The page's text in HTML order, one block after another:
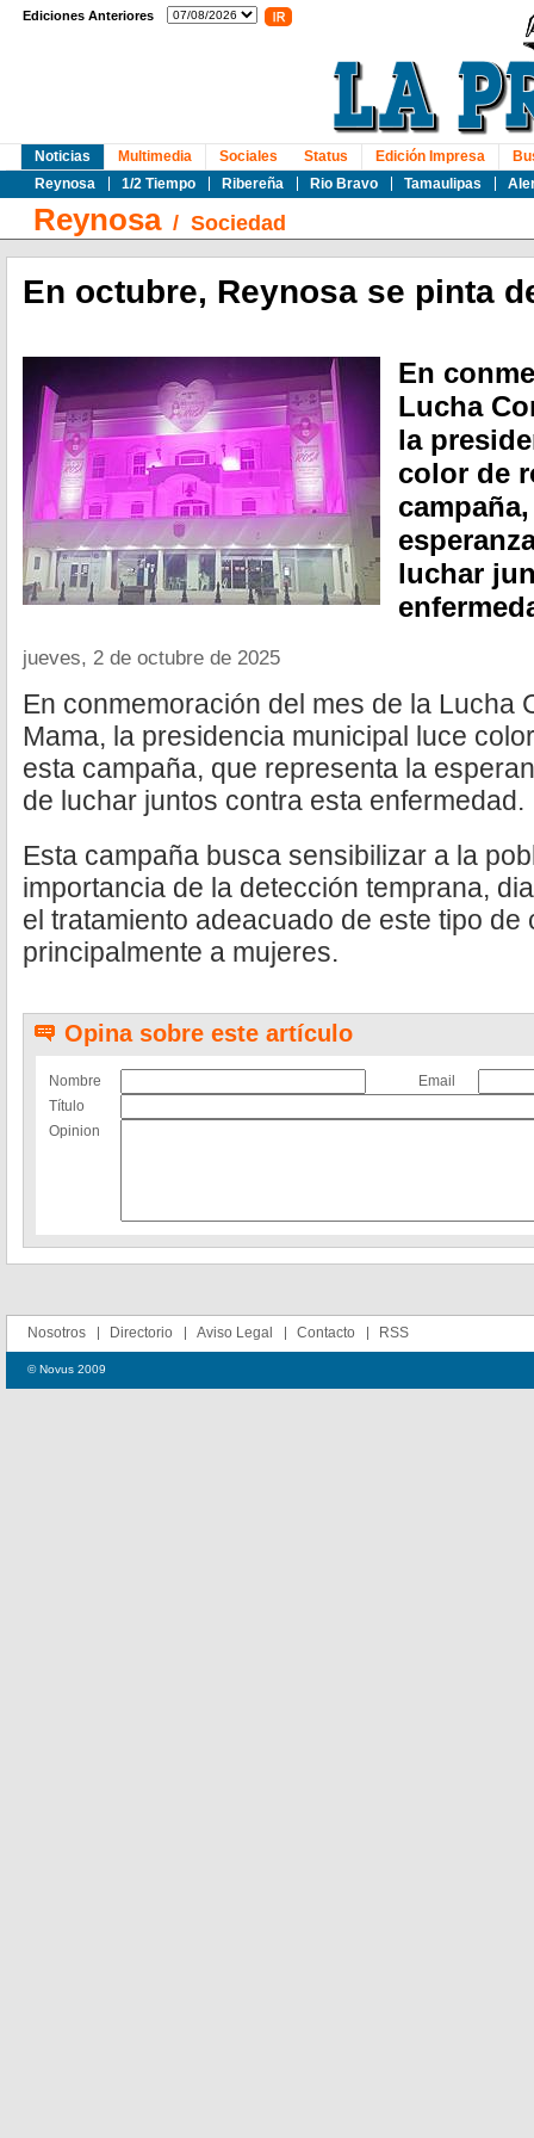
Ediciones Anteriores
Noticias
Reynosa
1/2 Tiempo Ribereña Rio Bravo Tamaulipas
Multimedia Sociales Status Edición Impresa
Reynosa/ Sociedad
En octubre, Reynosa se pinta
En
Lucha
la
color de
luchar
jueves, 2 de octubre de 2025
En conmemoración del mes de la Lucha
Mama, la presidencia municipal luce
esta campaña, que representa la
de luchar juntos contra esta enfermedad.
Esta campaña busca sensibilizar a la
importancia de la detección temprana,
el tratamiento adeacuado de este tipo de
principalmente a mujeres.
Opina sobre este artículo
Nombre
Email
Título
Opinion
Nosotros Directorio Aviso Legal Contacto RSS
© Novus 2009